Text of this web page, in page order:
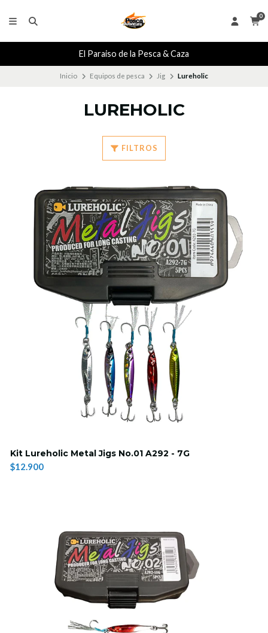
0
El Paraiso de la Pesca & Caza
Inicio Equipos de pesca Jig Lureholic
LUREHOLIC
FILTROS
Kit Lureholic Metal Jigs No.01 A292 - 7G
$12.900